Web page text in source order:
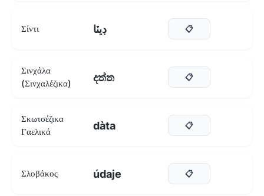
Σίντι ڊيٽا 📋
Σινχάλα
(Σινχαλέζικα)
දත්ත 📋
Σκωτσέζικα
Γαελικά
dàta 📋
Σλοβάκος údaje 📋